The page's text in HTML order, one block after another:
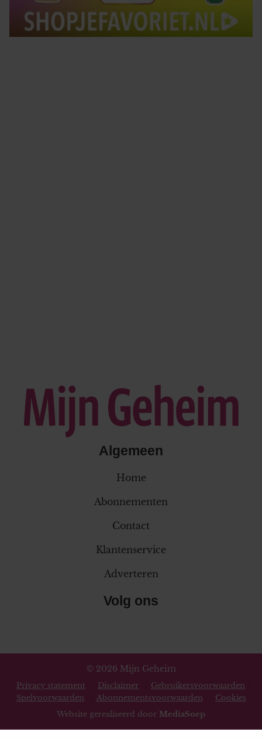
Algemeen
Home
Abonnementen
Contact
Klantenservice
Adverteren
Volg ons
© 2026 Mijn Geheim
Privacy statement Disclaimer
Gebruikersvoorwaarden
Spelvoorwaarden
Abonnementsvoorwaarden
Cookies
Website gerealiseerd door MediaSoep